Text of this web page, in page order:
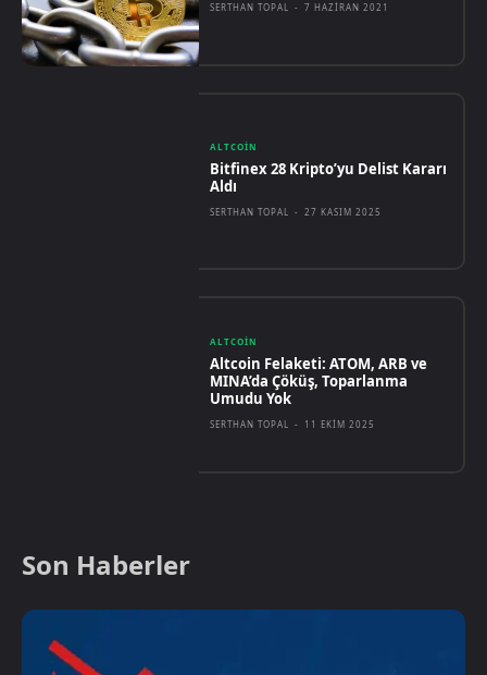
SERTHAN TOPAL - 7 HAZIRAN 2021
ALTCOIN
Bitfinex 28 Kripto’yu Delist Kararı
Aldı
SERTHAN TOPAL - 27 KASIM 2025
ALTCOIN
Altcoin Felaketi: ATOM, ARB ve
MINA’da Çöküş, Toparlanma
Umudu Yok
SERTHAN TOPAL - 11 EKIM 2025
Son Haberler